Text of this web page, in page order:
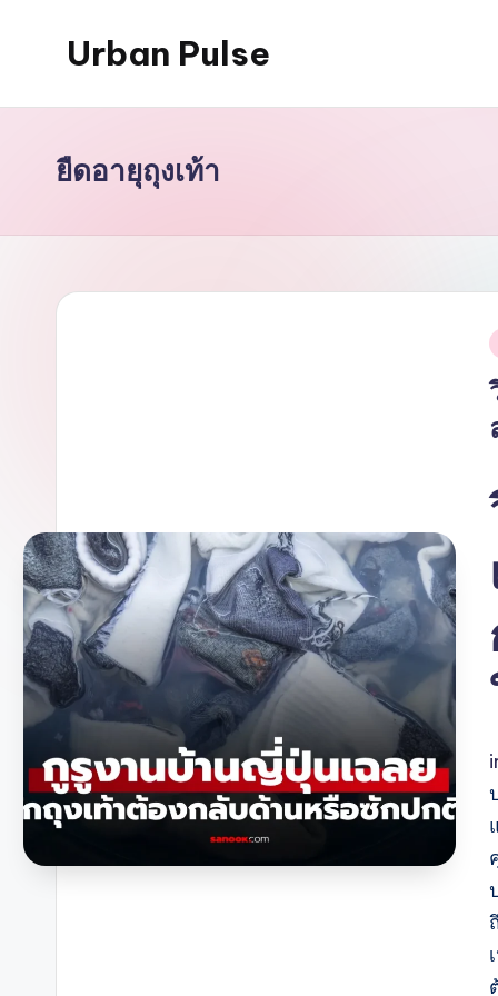
Urban Pulse
ยืดอายุถุงเท้า